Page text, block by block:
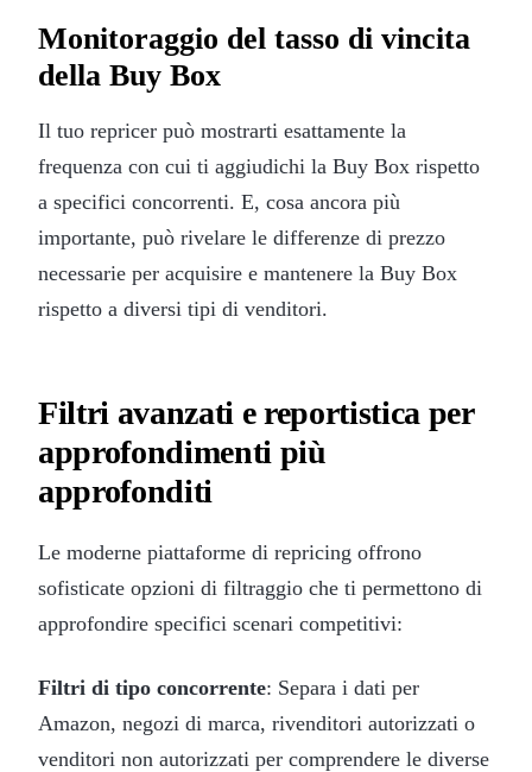
Monitoraggio del tasso di vincita
della Buy Box
Il tuo repricer può mostrarti esattamente la
frequenza con cui ti aggiudichi la Buy Box rispetto
a specifici concorrenti. E, cosa ancora più
importante, può rivelare le differenze di prezzo
necessarie per acquisire e mantenere la Buy Box
rispetto a diversi tipi di venditori.
Filtri avanzati e reportistica per
approfondimenti più
approfonditi
Le moderne piattaforme di repricing offrono
sofisticate opzioni di filtraggio che ti permettono di
approfondire specifici scenari competitivi:
Filtri di tipo concorrente: Separa i dati per
Amazon, negozi di marca, rivenditori autorizzati o
venditori non autorizzati per comprendere le diverse